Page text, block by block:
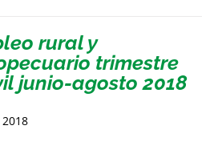
rural y
trimestre
junio-agosto 2018